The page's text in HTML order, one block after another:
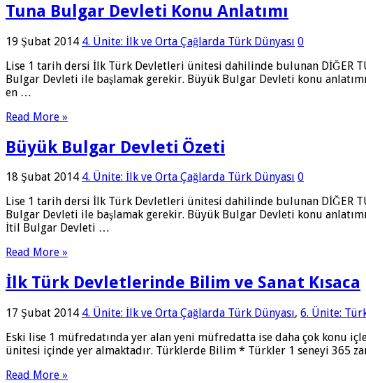
Tuna Bulgar Devleti Konu Anlatımı
19 Şubat 2014 4. Ünite: İlk ve Orta Çağlarda Türk Dünyası 0
Lise 1 tarih dersi İlk Türk Devletleri ünitesi dahilinde bulunan DİĞER
Bulgar Devleti ile başlamak gerekir. Büyük Bulgar Devleti konu
en …
Read More »
Büyük Bulgar Devleti Özeti
18 Şubat 2014 4. Ünite: İlk ve Orta Çağlarda Türk Dünyası 0
Lise 1 tarih dersi İlk Türk Devletleri ünitesi dahilinde bulunan DİĞER
Bulgar Devleti ile başlamak gerekir. Büyük Bulgar Devleti konu
İtil Bulgar Devleti …
Read More »
İlk Türk Devletlerinde Bilim ve Sanat Kısaca
17 Şubat 2014 4. Ünite: İlk ve Orta Çağlarda Türk Dünyası, 6. Ünite:
Eski lise 1 müfredatında yer alan yeni müfredatta ise daha çok konu
ünitesi içinde yer almaktadır. Türklerde Bilim * Türkler 1 seneyi 365
Read More »